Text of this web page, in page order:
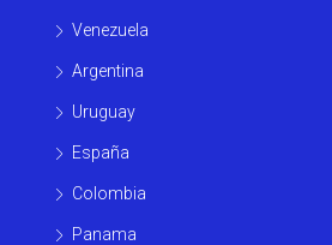
Venezuela
Argentina
Uruguay
España
Colombia
Panama